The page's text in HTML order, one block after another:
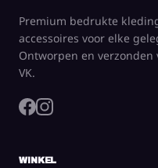
Premium bedrukte
accessoires voor elke
Ontworpen en verzonden
VK.
WINKEL